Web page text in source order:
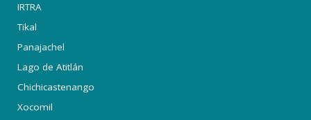
IRTRA
Tikal
Panajachel
Lago de Atitlán
Chichicastenango
Xocomil